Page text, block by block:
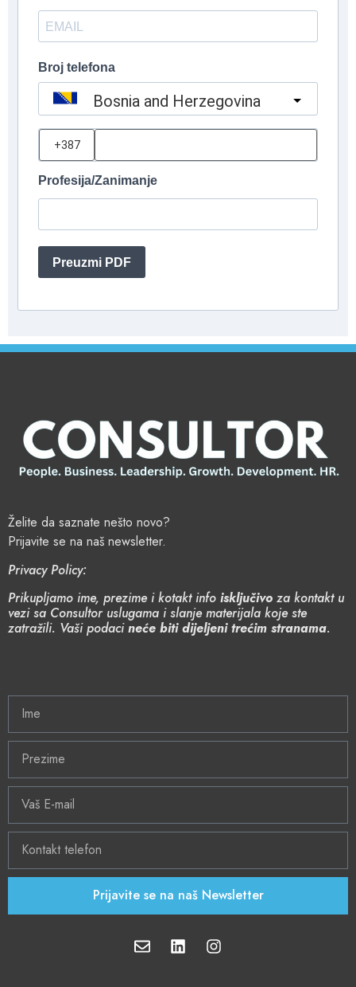
Broj telefona
Bosnia and Herzegovina
Profesija/Zanimanje
Preuzmi PDF
Želite da saznate nešto novo?
Prijavite se na naš newsletter.
Privacy Policy:
Prikupljamo ime, prezime i kotakt info isključivo za kontakt u
vezi sa Consultor uslugama i slanje materijala koje ste
zatražili. Vaši podacineće biti dijeljeni trećim stranama.
Prijavite se na naš Newsletter